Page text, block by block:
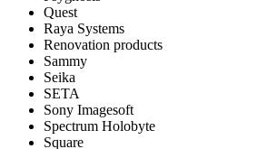
Quest
Raya Systems
Renovation products
Sammy
Seika
SETA
Sony Imagesoft
Spectrum Holobyte
Square